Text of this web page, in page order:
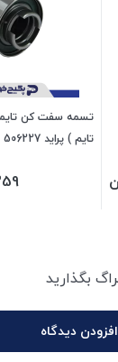
تسمه سفت کن
تایم ) پراید 506227 جی ای اس پی
بگذارید
افزودن دیدگاه